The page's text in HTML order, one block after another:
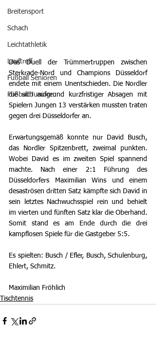
Breitensport
Schach
Leichtathletik
Lauftreff
Fußball Senioren
Fußball Junioren
Das Duell der Trümmertruppen zwischen
Sterkrade-Nord und Champions Düsseldorf
endete mit einem Unentschieden. Die Nordler
die sich aufgrund kurzfristiger Absagen mit
Spielern Jungen 13 verstärken mussten traten
gegen drei Düsseldorfer an.
Erwartungsgemäß konnte nur David Busch,
das Nordler Spitzenbrett, zweimal punkten.
Wobei David es im zweiten Spiel spannend
machte. Nach einer 2:1 Führung des
Düsseldorfers Maximilian Wins und einem
desaströsen dritten Satz kämpfte sich David in
sein letztes Nachwuchsspiel rein und behielt
im vierten und fünften Satz klar die Oberhand.
Somit stand es am Ende durch die drei
kampflosen Spiele für die Gastgeber 5:5.
Es spielten: Busch / Efler, Busch, Schulenburg,
Ehlert, Schmitz.
Maximilian Fröhlich
Tischtennis